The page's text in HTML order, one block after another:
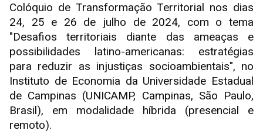
Colóquio de Transformação Territorial nos dias
24, 25 e 26 de julho de 2024, com o tema
"Desafios territoriais diante das ameaças e
possibilidades latino-americanas: estratégias
para reduzir as injustiças socioambientais", no
Instituto de Economia da Universidade Estadual
de Campinas (UNICAMP, Campinas, São Paulo,
Brasil), em modalidade híbrida (presencial e
remoto).